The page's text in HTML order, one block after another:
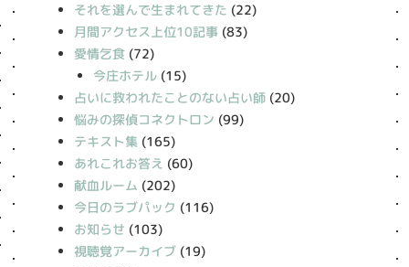
それを選んで生まれてきた (22)
月間アクセス上位10記事 (83)
愛情乞食 (72)
今庄ホテル(15)
占いに救われたことのない占い師 (20)
悩みの探偵コネクトロン (99)
テキスト集 (165)
あれこれお答え (60)
献血ルーム (202)
今日のラブパック (116)
お知らせ (103)
視聴覚アーカイブ (19)